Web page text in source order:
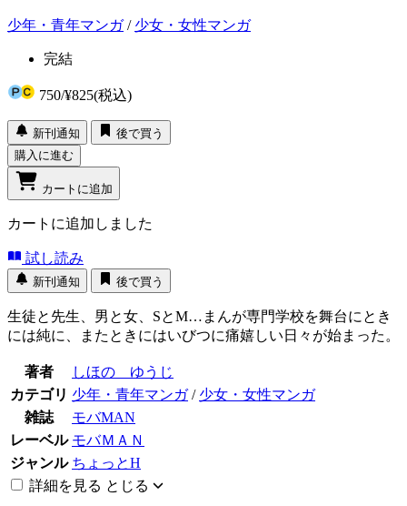
少年・青年マンガ/ 少女・女性マンガ
完結
750/¥825(税込)
新刊通知
後で買う
購入に進む
カートに追加
カートに追加しました
試し読み
新刊通知 後で買う
生徒と先生、男と女、SとM…まんが専門学校を舞台にとき
には純に、またときにはいびつに痛嬉しい日々が始まった。
著者
しほの ゆうじ
カテゴリ 少年・青年マンガ/ 少女・女性マンガ
雑誌
モバMAN
レーベル モバＭＡＮ
ジャンル ちょっとH
詳細を見る とじる